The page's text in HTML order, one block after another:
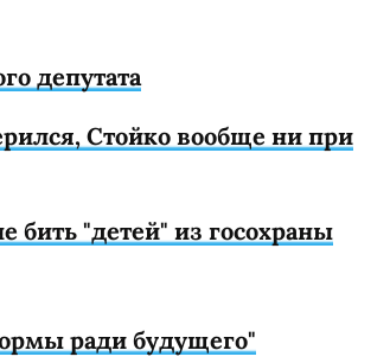
депутата
Стойко вообще ни при
бить "детей" из госохраны
ради будущего"